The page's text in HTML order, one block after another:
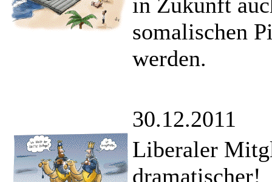
in Zukunft
somalischen
werden.
30.12.2011
Liberaler
dramatischer!